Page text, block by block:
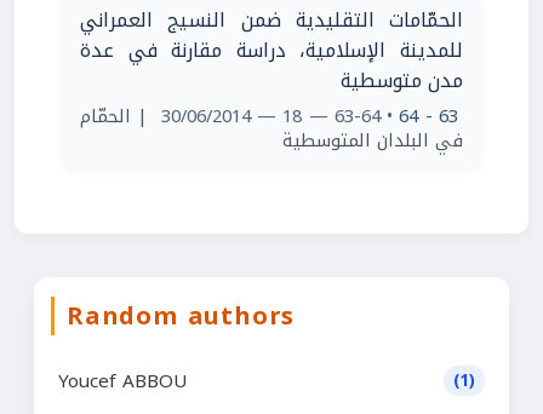
الحمّامات التقليدية ضمن النسيج العمراني
للمدينة الإسلامية، دراسة مقارنة في عدة
مدن متوسطية
63 - 64
• 63-64 — 18 — 30/06/2014 | الحمّام
في البلدان المتوسطية
Random authors
Youcef ABBOU (1)